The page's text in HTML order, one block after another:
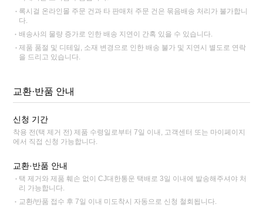
록시걸 온라인몰 주문 건과 타 판매처 주문 건은 묶음배송 처리가 불가합니
다.
배송사의 물량 증가로 인한 배송 지연이 간혹 있을 수 있습니다.
제품 품절 및 디테일, 소재 변경으로 인한 배송 불가 및 지연시 별도로 연락
을 드리고 있습니다.
교환·반품 안내
신청 기간
착용 전(택 제거 전) 제품 수령일로부터 7일 이내, 고객센터 또는 마이페이지
에서 직접 신청 가능합니다.
교환·반품 안내
택 제거와 제품 훼손 없이 CJ대한통운 택배로 3일 이내에 발송해주셔야 처
리 가능합니다.
교환/반품 접수 후 7일 이내 미도착시 자동으로 신청 철회됩니다.